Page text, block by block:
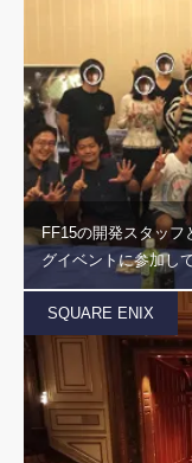
FF15の開発スタッ
グイベントに参加し
SQUARE ENIX